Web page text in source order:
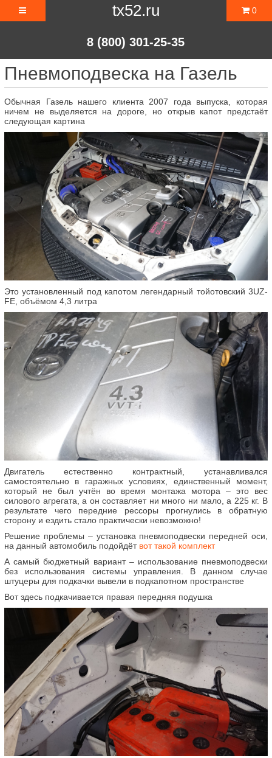
tx52.ru
8 (800) 301-25-35
0
Пневмоподвеска на Газель
Обычная Газель нашего клиента 2007 года выпуска, которая
ничем не выделяется на дороге, но открыв капот предстаёт
следующая картина
Это установленный под капотом легендарный тойотовский 3UZ-
FE, объёмом 4,3 литра
Двигатель естественно контрактный, устанавливался
самостоятельно в гаражных условиях, единственный момент,
который не был учтён во время монтажа мотора – это вес
силового агрегата, а он составляет ни много ни мало, а 225 кг. В
результате чего передние рессоры прогнулись в обратную
сторону и ездить стало практически невозможно!
Решение проблемы – установка пневмоподвески передней оси,
на данный автомобиль подойдёт вот такой комплект
А самый бюджетный вариант – использование пневмоподвески
без использования системы управления. В данном случае
штуцеры для подкачки вывели в подкапотном пространстве
Вот здесь подкачивается правая передняя подушка